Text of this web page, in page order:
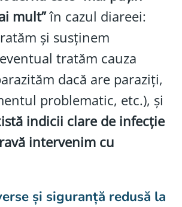
mult”în cazul diareei:
și susținem
tratăm cauza
dacă are paraziți,
problematic, etc.), și
indicii clare de infecție
intervenim cu
și siguranță redusă la